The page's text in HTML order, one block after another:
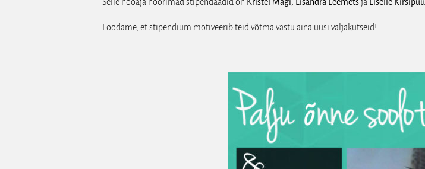
Loodame, et stipendium motiveerib teid võtma vastu aina uusi väljakutseid!